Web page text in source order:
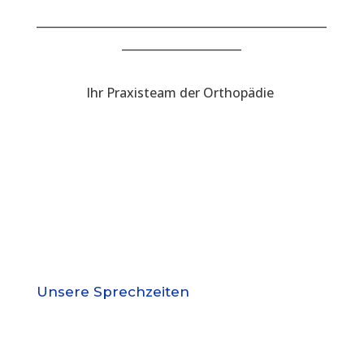
Ihr Praxisteam der Orthopädie
Unsere Sprechzeiten